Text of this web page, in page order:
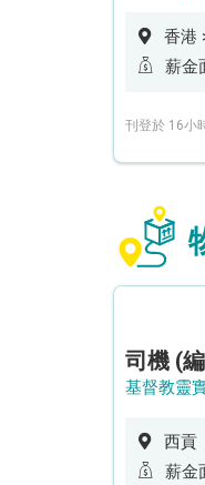
香港
薪金
刊登於 16小
基督教靈
西貢
薪金